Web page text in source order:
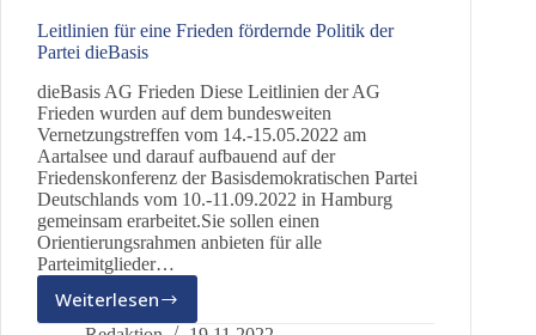
Leitlinien für eine Frieden fördernde Politik der
Partei dieBasis
dieBasis AG Frieden Diese Leitlinien der AG
Frieden wurden auf dem bundesweiten
Vernetzungstreffen vom 14.-15.05.2022 am
Aartalsee und darauf aufbauend auf der
Friedenskonferenz der Basisdemokratischen Partei
Deutschlands vom 10.-11.09.2022 in Hamburg
gemeinsam erarbeitet.Sie sollen einen
Orientierungsrahmen anbieten für alle
Parteimitglieder…
Weiterlesen
Leitlinien